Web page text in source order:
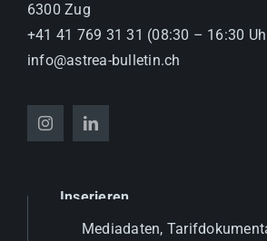
6300 Zug
+41 41 769 31 31 (08:30 – 16:30
info@astrea-bulletin.ch
Inserieren
Mediadaten,